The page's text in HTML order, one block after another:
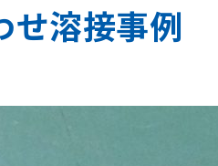
せ溶接事例